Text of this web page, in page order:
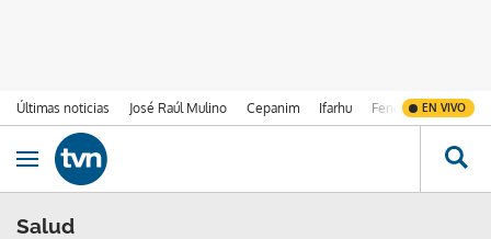
Últimas noticias José Raúl Mulino Cepanim Ifarhu Fenómeno de El
EN VIVO
Ir al contenido
Obrir navegació
Salud